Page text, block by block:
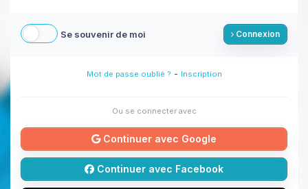
Se souvenir de moi Connexion
Mot de passe oublié ? - Inscription
Ou se connecter avec
Continuer avec Google
Continuer avec Facebook